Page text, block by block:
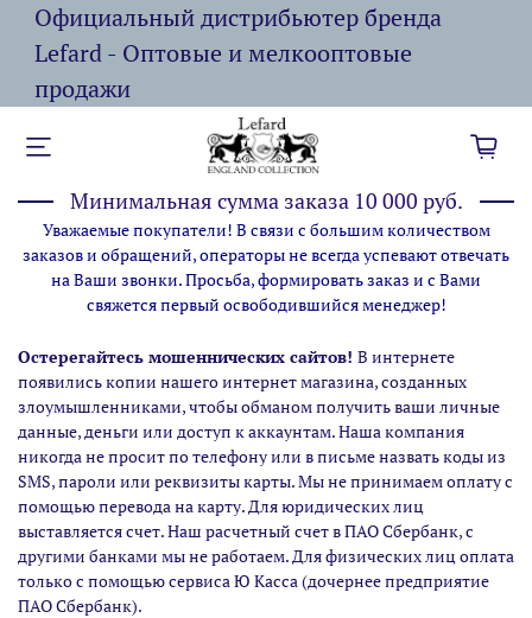
Официальный дистрибьютер бренда
Lefard - Оптовые и мелкооптовые
продажи
Минимальная сумма заказа 10 000 руб.
Уважаемые покупатели! В связи с большим количеством
заказов и обращений, операторы не всегда успевают отвечать
на Ваши звонки. Просьба, формировать заказ и с Вами
свяжется первый освободившийся менеджер!
Остерегайтесь мошеннических сайтов! В интернете
появились копии нашего интернет магазина,созданных
злоумышленниками, чтобы обманом получить ваши личные
данные, деньги или доступ к аккаунтам. Наша компания
никогда не просит по телефону или в письме назвать коды из
SMS, пароли или реквизиты карты. Мы не принимаем оплату с
помощью перевода на карту. Для юридических лиц
выставляется счет. Наш расчетный счет в ПАО Сбербанк, с
другими банками мы не работаем. Для физических лиц оплата
только с помощью сервиса Ю Касса (дочернее предприятие
ПАО Сбербанк).